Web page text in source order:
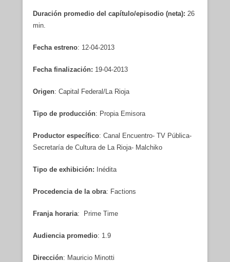
Duración promedio del capítulo/episodio (neta): 26
min.
Fecha estreno: 12-04-2013
Fecha finalización: 19-04-2013
Origen: Capital Federal/La Rioja
Tipo de producción: Propia Emisora
Productor específico: Canal Encuentro- TV Pública-
Secretaría de Cultura de La Rioja- Malchiko
Tipo de exhibición: Inédita
Procedencia de la obra: Factions
Franja horaria: Prime Time
Audiencia promedio: 1.9
Dirección: Mauricio Minotti